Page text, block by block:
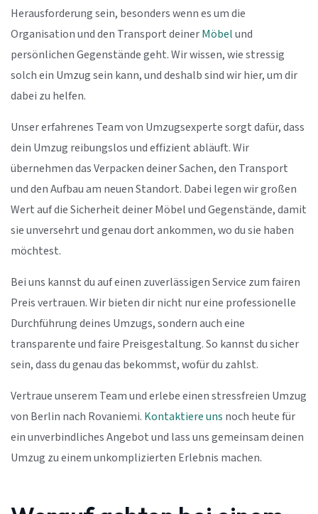
Herausforderung sein, besonders wenn es um die
Organisation und den Transport deinerMöbelund
persönlichen Gegenstände geht. Wir wissen, wie stressig
solch ein Umzug sein kann, und deshalb sind wir hier, um dir
dabei zu helfen.
Unser erfahrenes Team von Umzugsexperte sorgt dafür, dass
dein Umzug reibungslos und effizient abläuft. Wir
übernehmen das Verpacken deiner Sachen, den Transport
und den Aufbau am neuen Standort. Dabei legen wir großen
Wert auf die Sicherheit deiner Möbel und Gegenstände, damit
sie unversehrt und genau dort ankommen, wo du sie haben
möchtest.
Bei uns kannst du auf einen zuverlässigen Service zum fairen
Preis vertrauen. Wir bieten dir nicht nur eine professionelle
Durchführung deines Umzugs, sondern auch eine
transparente und faire Preisgestaltung. So kannst du sicher
sein, dass du genau das bekommst, wofür du zahlst.
Vertraue unserem Team und erlebe einen stressfreien Umzug
von Berlin nach Rovaniemi. Kontaktiere uns noch heute für
ein unverbindliches Angebot und lass uns gemeinsam deinen
Umzug zu einem unkomplizierten Erlebnis machen.